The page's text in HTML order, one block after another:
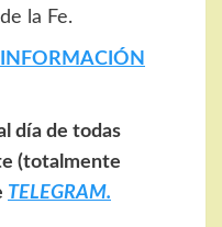
la Fe.
día de todas
(totalmente
TELEGRAM.